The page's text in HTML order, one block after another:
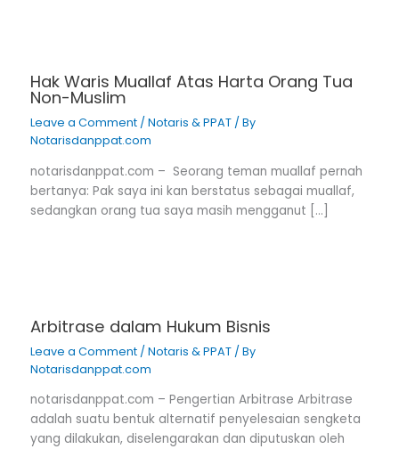
Hak Waris Muallaf Atas Harta Orang Tua
Non-Muslim
Leave a Comment /Notaris & PPAT / By
Notarisdanppat.com
notarisdanppat.com – Seorang teman muallaf pernah
bertanya: Pak saya ini kan berstatus sebagai muallaf,
sedangkan orang tua saya masih mengganut […]
Arbitrase dalam Hukum Bisnis
Leave a Comment /Notaris & PPAT / By
Notarisdanppat.com
notarisdanppat.com – Pengertian Arbitrase Arbitrase
adalah suatu bentuk alternatif penyelesaian sengketa
yang dilakukan, diselengarakan dan diputuskan oleh